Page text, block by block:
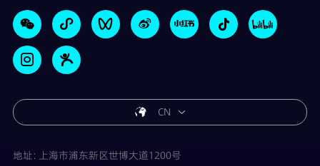
CN
地址: 上海市浦东新区世博大道1200号